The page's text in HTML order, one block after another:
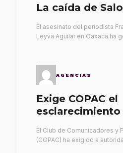
La caída de
El asesinato del periodista
Leyva Aguilar en Oaxaca ha
AGENCIAS
Exige COPAC el
El Club de Comunicadores y
(COPAC) ha exigido a